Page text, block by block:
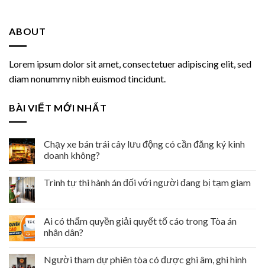
ABOUT
Lorem ipsum dolor sit amet, consectetuer adipiscing elit, sed
diam nonummy nibh euismod tincidunt.
BÀI VIẾT MỚI NHẤT
Chạy xe bán trái cây lưu động có cần đăng ký kinh
doanh không?
Trình tự thi hành án đối với người đang bị tạm giam
Ai có thẩm quyền giải quyết tố cáo trong Tòa án
nhân dân?
Người tham dự phiên tòa có được ghi âm, ghi hình